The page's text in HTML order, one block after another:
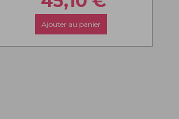
Ajouter au panier